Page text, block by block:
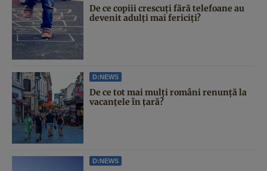
De ce copiii crescuți fără telefoane au
devenit adulți mai fericiți?
D:NEWS
De ce tot mai mulți români renunță la
vacanțele în țară?
D:NEWS